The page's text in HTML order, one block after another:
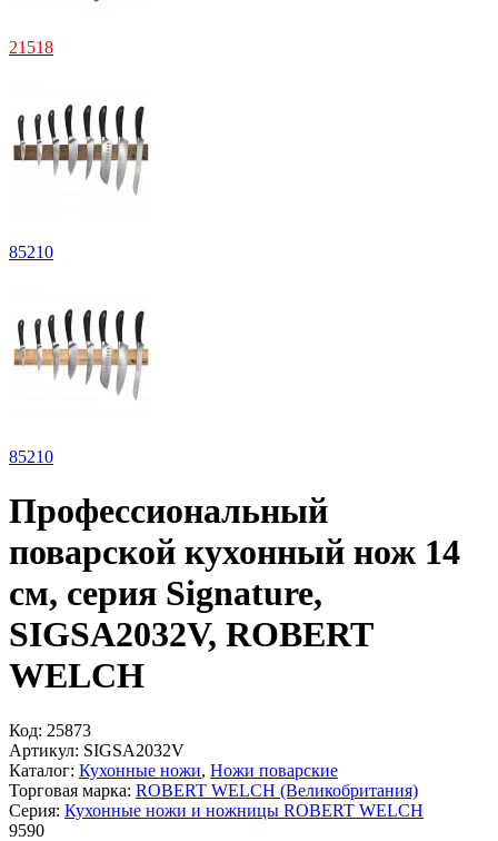
21 518
85210
85210
Профессиональный
поварской кухонный нож 14
см, серия Signature,
SIGSA2032V, ROBERT
WELCH
Код: 25873
Артикул: SIGSA2032V
Каталог: Кухонные ножи, Ножи поварские
Торговая марка: ROBERT WELCH (Великобритания)
Серия: Кухонные ножи и ножницы ROBERT WELCH
9590